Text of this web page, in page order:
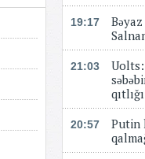
19:17
21:03
20:57
Putin